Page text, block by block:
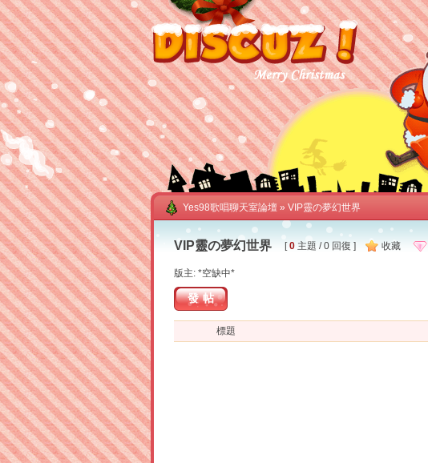
Yes98歌唱聊天室論壇 » VIP靈の夢幻世界
VIP靈の夢幻世界 [0 主題 / 0 回復 ] 收藏
版主: *空缺中*
發帖
標題